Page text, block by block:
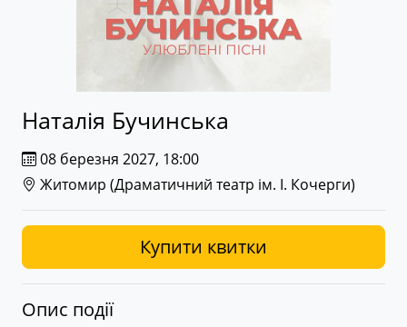
Наталія Бучинська
08 березня 2027, 18:00
Житомир (Драматичний театр ім. І. Кочерги)
Купити квитки
Опис події